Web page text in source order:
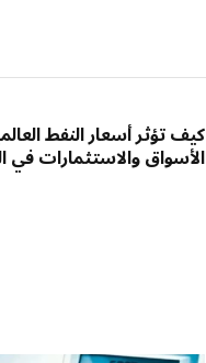
كيف تؤثر أسعار النفط
الأسواق والاستثمارات في